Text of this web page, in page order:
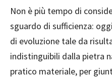
Non è più tempo di
sguardo di sufficienza:
di evoluzione tale da
indistinguibili dalla pietra
pratico materiale, per